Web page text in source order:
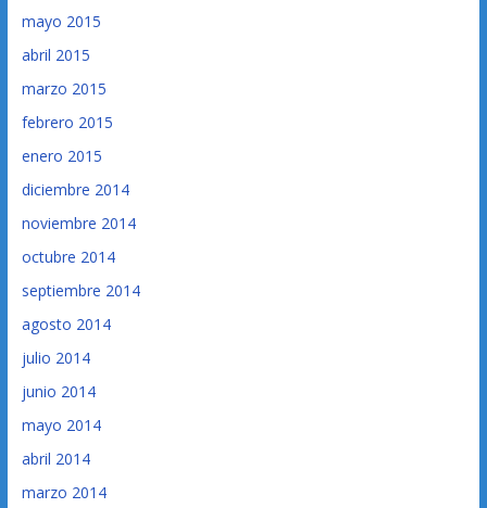
mayo 2015
abril 2015
marzo 2015
febrero 2015
enero 2015
diciembre 2014
noviembre 2014
octubre 2014
septiembre 2014
agosto 2014
julio 2014
junio 2014
mayo 2014
abril 2014
marzo 2014